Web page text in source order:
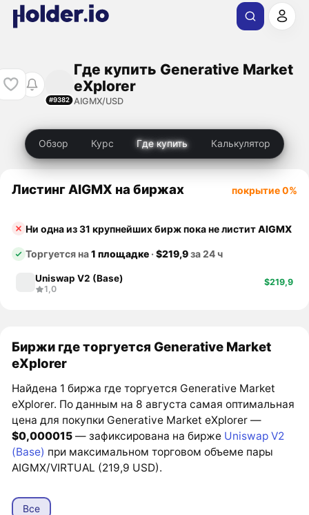
#9382
Где купить Generative Market
eXplorer
AIGMX/USD
Обзор Курс Где купить Калькулятор
Листинг AIGMX на биржах покрытие 0%
Ни одна из 31 крупнейших бирж пока не листитAIGMX
Торгуется на1 площадке ·$219,9за 24 ч
Uniswap V2 (Base)
1,0
$219,9
Биржи где торгуется Generative Market
eXplorer
Найдена 1 биржа где торгуется Generative Market
eXplorer. По данным на 8 августа самая оптимальная
цена для покупки Generative Market eXplorer —
$0,000015 — зафиксирована на бирже Uniswap V2
(Base) при максимальном торговом объеме пары
AIGMX/VIRTUAL (219,9 USD).
Все